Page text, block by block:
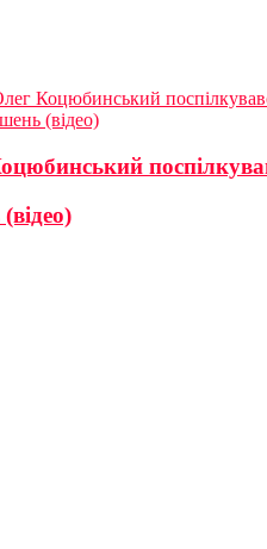
Коцюбинський
(відео)